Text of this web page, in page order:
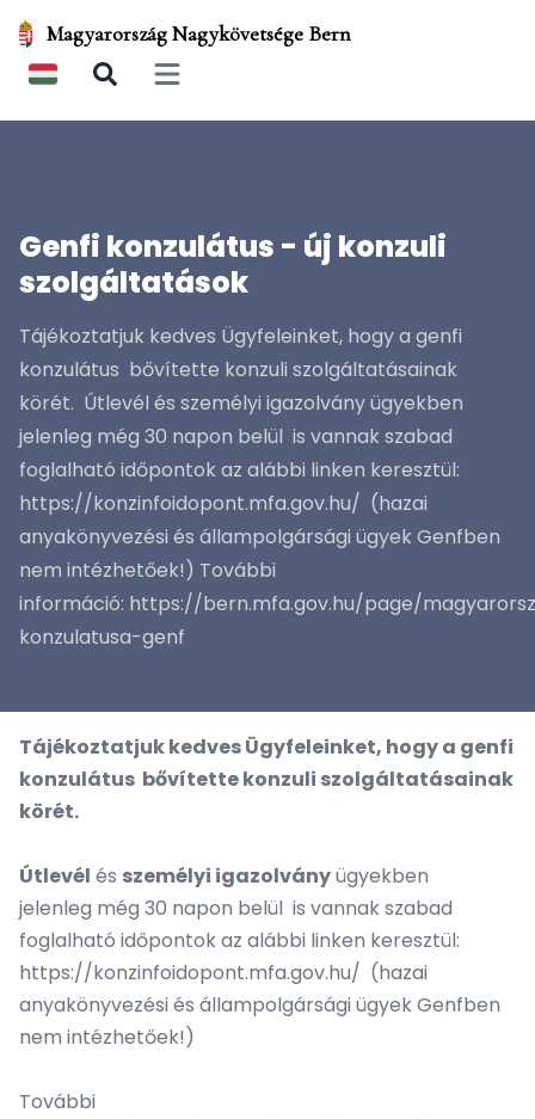
Magyarország Nagykövetsége Bern
Open main menu
Genfi konzulátus - új konzuli
szolgáltatások
Tájékoztatjuk kedves Ügyfeleinket, hogy a genfi
konzulátus bővítette konzuli szolgáltatásainak
körét. Útlevél és személyi igazolvány ügyekben
jelenleg még 30 napon belül is vannak szabad
foglalható időpontok az alábbi linken keresztül:
https://konzinfoidopont.mfa.gov.hu/ (hazai
anyakönyvezési és állampolgársági ügyek Genfben
nem intézhetőek!) További
információ: https://bern.mfa.gov.hu/page/
konzulatusa-genf
Tájékoztatjuk kedves Ügyfeleinket, hogy a genfi
konzulátus bővítette konzuli szolgáltatásainak
körét.
Útlevél és személyi igazolványügyekben
jelenleg még 30 napon belül is vannak szabad
foglalható időpontok az alábbi linken keresztül:
https://konzinfoidopont.mfa.gov.hu/ (hazai
anyakönyvezési és állampolgársági ügyek Genfben
nem intézhetőek!)
További